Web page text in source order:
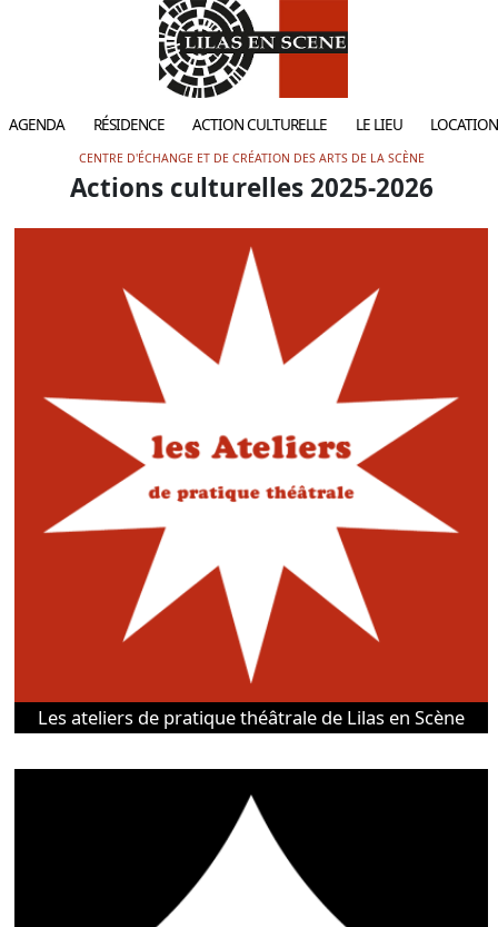
AGENDA RÉSIDENCE ACTION CULTURELLE LE LIEU LOCATION
CENTRE D'ÉCHANGE ET DE CRÉATION DES ARTS DE LA SCÈNE
Actions culturelles 2025-2026
Les ateliers de pratique théâtrale de Lilas en Scène